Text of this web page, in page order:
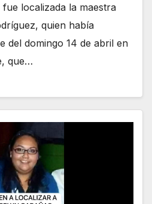
localizada la maestra
quien había
del domingo 14 de abril en
que…